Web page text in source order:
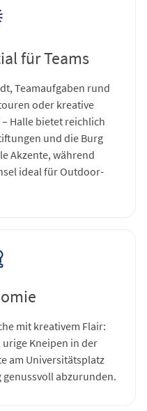
für Teams
Teamaufgaben rund
oder kreative
Halle bietet reichlich
und die Burg
Akzente, während
ideal für Outdoor-
mit kreativem Flair:
urige Kneipen in der
am Universitätsplatz
genussvoll abzurunden.